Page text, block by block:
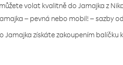
volat kvalitně do Jamajka z
– pevná nebo mobil! – sazby
Jamajka získáte zakoupením